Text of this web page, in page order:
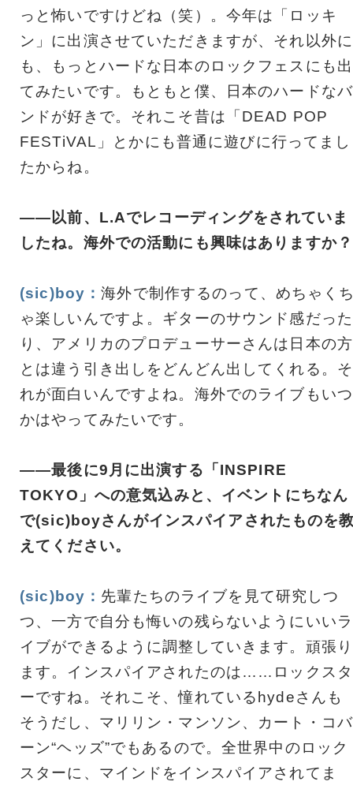
っと怖いですけどね（笑）。今年は「ロッキ
ン」に出演させていただきますが、それ以外に
も、もっとハードな日本のロックフェスにも出
てみたいです。もともと僕、日本のハードなバ
ンドが好きで。それこそ昔は「DEAD POP
FESTiVAL」とかにも普通に遊びに行ってまし
たからね。
――以前、L.Aでレコーディングをされていま
したね。海外での活動にも興味はありますか？
(sic)boy：海外で制作するのって、めちゃく
ゃ楽しいんですよ。ギターのサウンド感だった
り、アメリカのプロデューサーさんは日本の方
とは違う引き出しをどんどん出してくれる。そ
れが面白いんですよね。海外でのライブもいつ
かはやってみたいです。
――最後に9月に出演する「INSPIRE
TOKYO」への意気込みと、イベントにちなん
で(sic)boyさんがインスパイアされたものを
えてください。
(sic)boy： 先輩たちのライブを見て研究しつ
つ、一方で自分も悔いの残らないようにいいラ
イブができるように調整していきます。頑張り
ます。インスパイアされたのは……ロックスタ
ーですね。それこそ、憧れているhydeさんも
そうだし、マリリン・マンソン、カート・コバ
ーン“ヘッズ”でもあるので。全世界中のロック
スターに、マインドをインスパイアされてま